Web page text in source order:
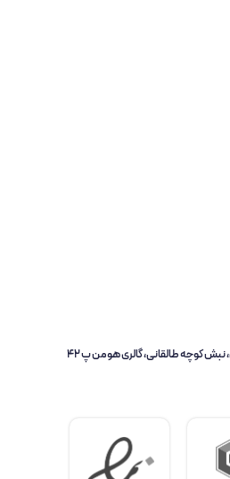
نبش کوچه طالقانی، گالری هومن پ 42